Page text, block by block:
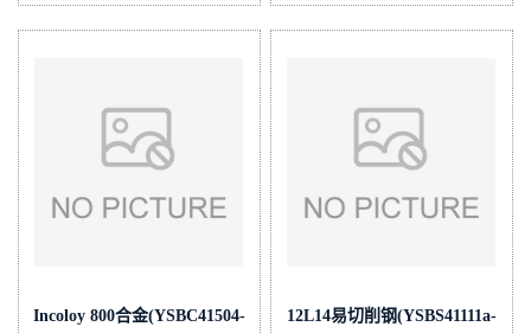
成
份:C/Si/Mn/P/S/Cr/Ni/Mo/V/Cu/Co)
份:Fe/Si/Mn/P/S/Mg/Ni/Cu/Sn/
Incoloy 800合金(YSBC41504-
12L14易切削钢(YSBS41111a-